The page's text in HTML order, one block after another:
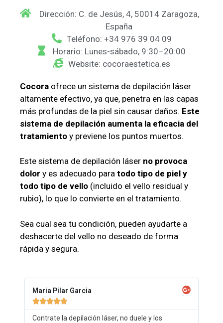
Dirección: C. de Jesús, 4, 50014 Zaragoza,
España
Teléfono: +34 976 39 04 09
Horario: Lunes-sábado, 9:30–20:00
Website: cocoraestetica.es
Cocora ofrece un sistema de depilación láser
altamente efectivo, ya que, penetra en las capas
más profundas de la piel sin causar daños. Este
sistema de depilación aumenta la eficacia del
tratamiento y previene los puntos muertos.
Este sistema de depilación láser no provoca
dolor y es adecuado para todo tipo de piel y
todo tipo de vello (incluido el vello residual y
rubio), lo que lo convierte en el tratamiento.
Sea cual sea tu condición, pueden ayudarte a
deshacerte del vello no deseado de forma
rápida y segura.
Maria Pilar Garcia

Contrate la depilación láser, no duele y los